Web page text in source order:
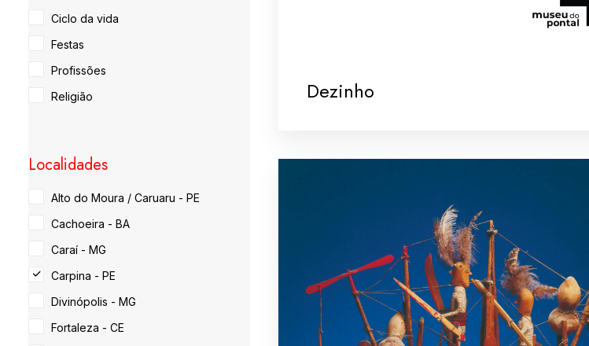
Ciclo da vida
Festas
Profissões
Religião
Localidades
Alto do Moura / Caruaru - PE
Cachoeira - BA
Caraí - MG
Carpina - PE
Divinópolis - MG
Fortaleza - CE
Dezinho